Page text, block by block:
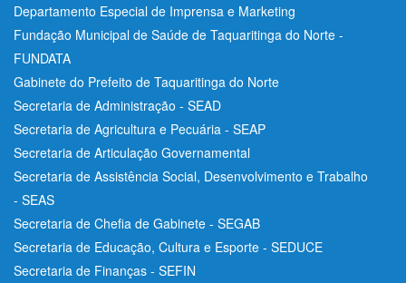
Departamento Especial de Imprensa e Marketing
Fundação Municipal de Saúde de Taquaritinga do Norte -
FUNDATA
Gabinete do Prefeito de Taquaritinga do Norte
Secretaria de Administração - SEAD
Secretaria de Agricultura e Pecuária - SEAP
Secretaria de Articulação Governamental
Secretaria de Assistência Social, Desenvolvimento e Trabalho
- SEAS
Secretaria de Chefia de Gabinete - SEGAB
Secretaria de Educação, Cultura e Esporte - SEDUCE
Secretaria de Finanças - SEFIN